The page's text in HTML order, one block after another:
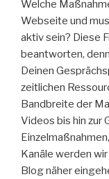
Welche
Webseite und
aktiv sein? Diese
beantworten,
Deinen
zeitlichen
Bandbreite der
Videos bis hin zur
Kanäle werden
Blog näher